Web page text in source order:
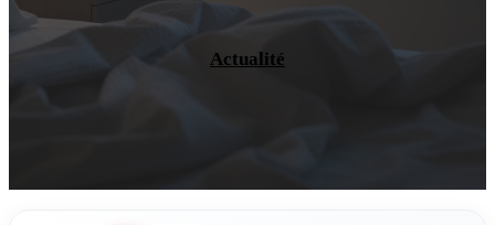
Actualité